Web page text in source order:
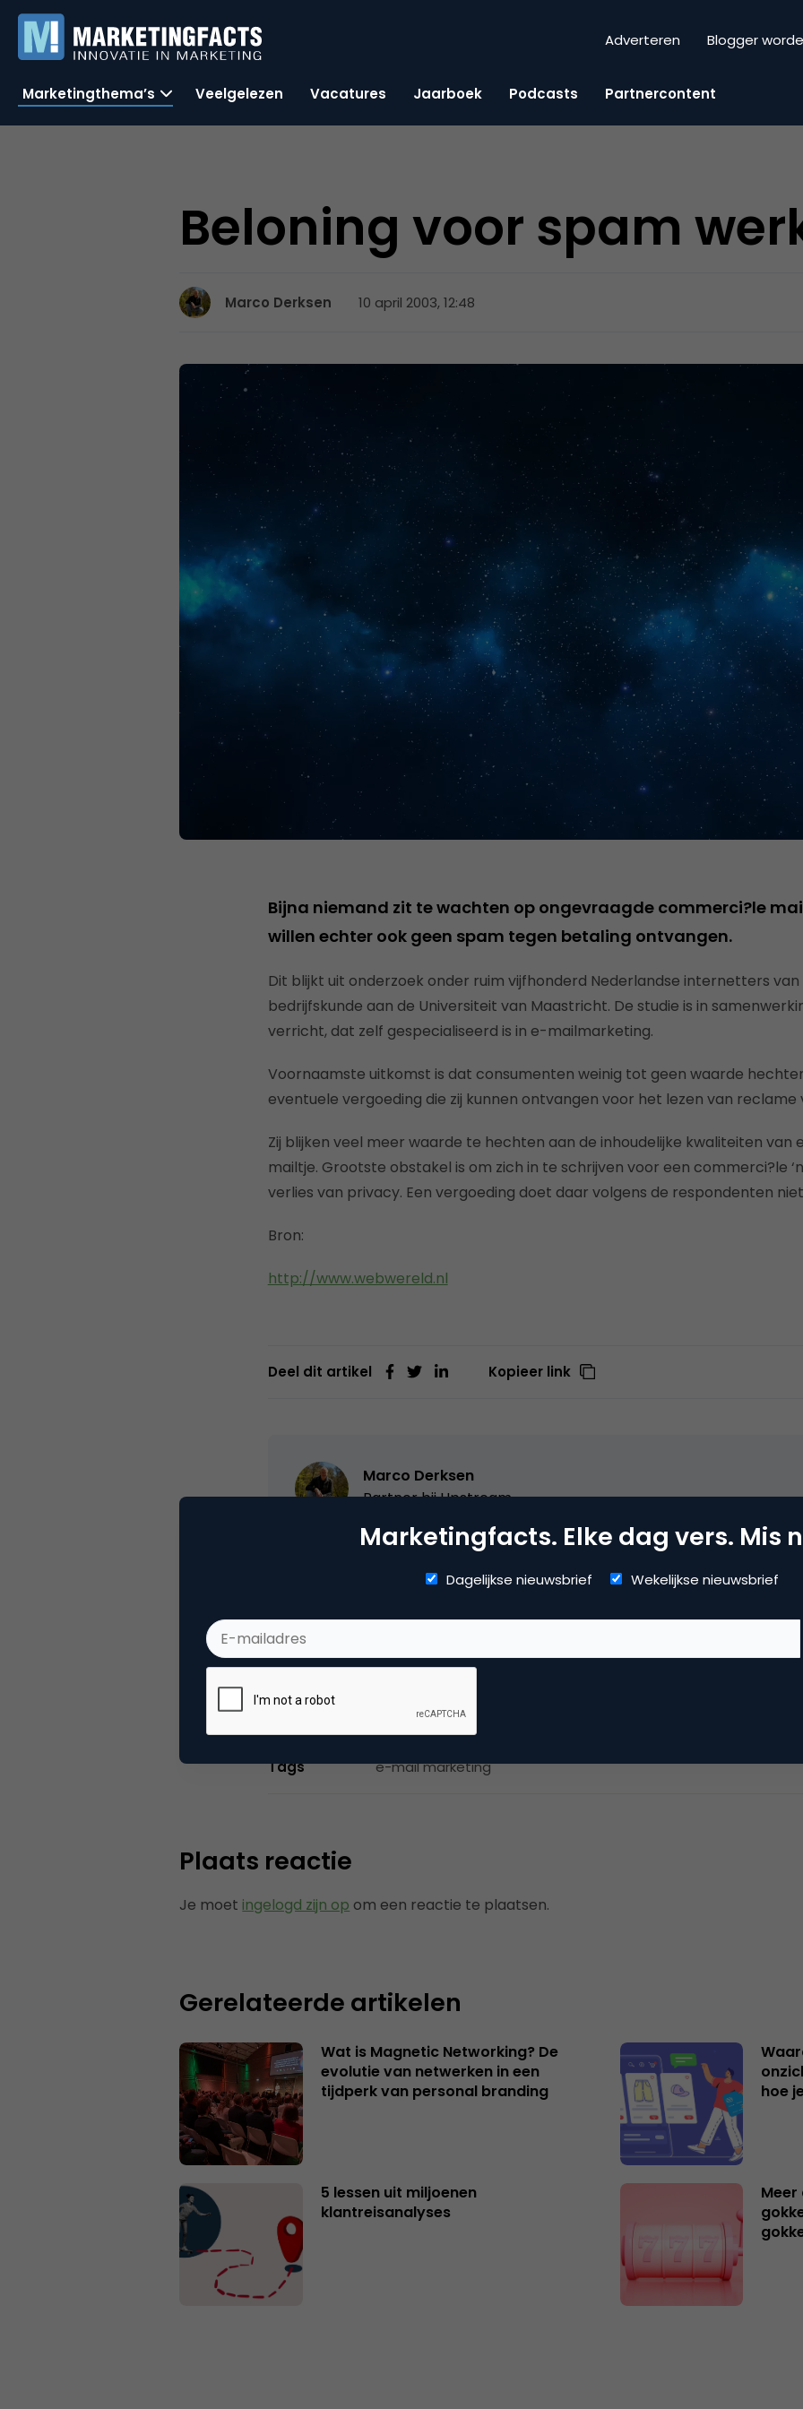
Adverteren Blogger
Marketingthema’s Veelgelezen Vacatures Jaarboek Podcasts Partnercontent
Beloning voor spam
Marco Derksen 10 april 2003, 12:48
Bijna niemand zit te wachten op ongevraagde commerci?le
willen echter ook geen spam tegen betaling ontvangen.
Dit blijkt uit onderzoek onder ruim vijfhonderd Nederlandse internetters
bedrijfskunde aan de Universiteit van Maastricht. De studie is in
verricht, dat zelf gespecialiseerd is in e-mailmarketing.
Voornaamste uitkomst is dat consumenten weinig tot geen waarde
eventuele vergoeding die zij kunnen ontvangen voor het lezen van reclame
Zij blijken veel meer waarde te hechten aan de inhoudelijke kwaliteiten van
mailtje. Grootste obstakel is om zich in te schrijven voor een commerci?le
verlies van privacy. Een vergoeding doet daar volgens de respondenten
Bron:
http://www.webwereld.nl
Deel dit artikel Kopieer link
Marco Derksen
Partner bijUpstream
Oprichter/partner Upstream, Marketingfacts, Arnhem Direct, SportNext,
Categorie Direct marketing & Personalisatie
Tags e-mail marketing
Plaats reactie
Je moet ingelogd zijn op om een reactie te plaatsen.
Gerelateerde artikelen
Wat is Magnetic Networking? De
evolutie van netwerken in een
tijdperk van personal branding
hoe
5 lessen uit miljoenen
klantreisanalyses
Marketingfacts. Elke dag vers. Mis
Dagelijkse nieuwsbrief Wekelijkse nieuwsbrief